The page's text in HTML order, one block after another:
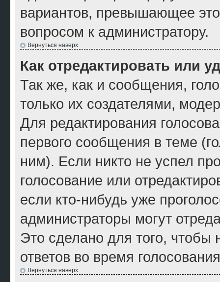
вариантов, превышающее это
вопросом к администратору.
Вернуться наверх
Как отредактировать или
Так же, как и сообщения,
только их создателями,
Для редактирования
первого сообщения в теме
ним). Если никто не успел
голосование или
если кто-нибудь уже
администраторы могут
Это сделано для того,
ответов во время
Вернуться наверх